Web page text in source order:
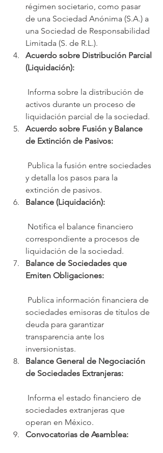
régimen societario, como pasar
de una Sociedad Anónima (S.A.) a
una Sociedad de Responsabilidad
Limitada (S. de R.L.).
Acuerdo sobre Distribución Parcial
(Liquidación):
activos durante un proceso de
liquidación parcial de la sociedad.
Acuerdo sobre Fusión y Balance
de Extinción de Pasivos:
y detalla los pasos para la
extinción de pasivos.
Balance (Liquidación):
correspondiente a procesos de
liquidación de la sociedad.
Balance de Sociedades que
Emiten Obligaciones:
sociedades emisoras de títulos de
deuda para garantizar
transparencia ante los
inversionistas.
Balance General de Negociación
de Sociedades Extranjeras:
sociedades extranjeras que
operan en México.
Convocatorias de Asamblea: